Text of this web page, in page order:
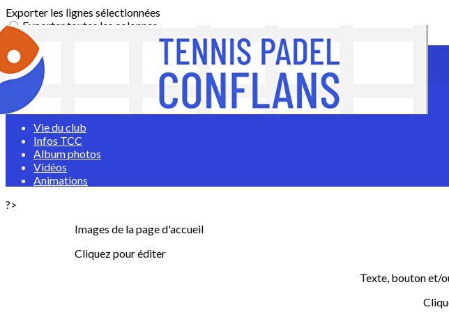
Exporter les lignes sélectionnées
Exporter toutes les colonnes
Exporter uniquement les colonnes affichées
Menu
Vie du club
Infos TCC
Album photos
Vidéos
Animations
?>
Images de la page d'accueil
Cliquez pour éditer
Texte, bouton et/